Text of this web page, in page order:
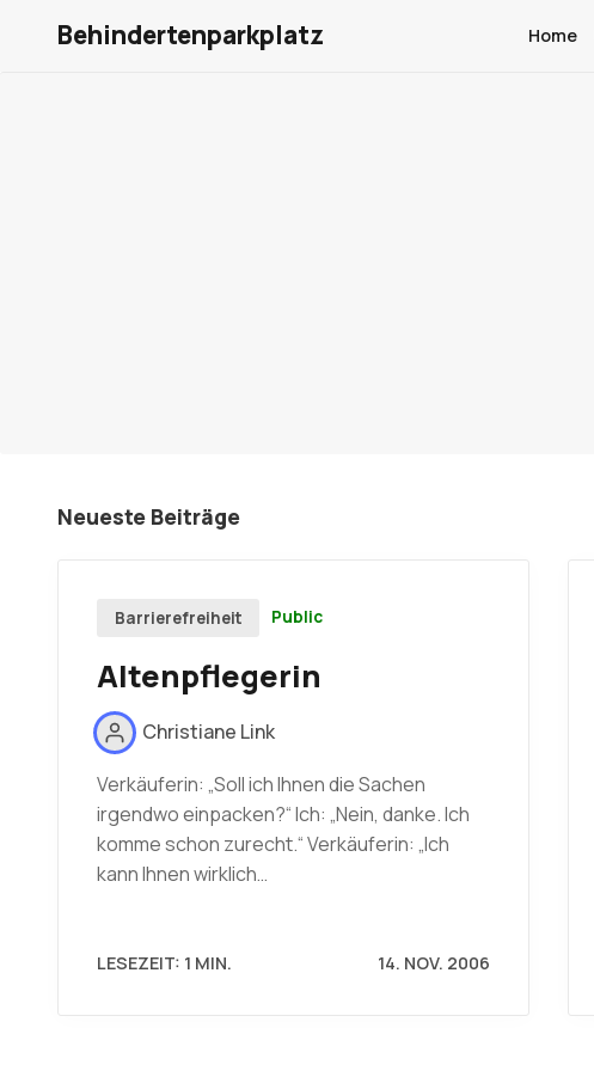
Behindertenparkplatz Home
Neueste Beiträge
Barrierefreiheit Public
Altenpflegerin
Christiane Link
Verkäuferin: „Soll ich Ihnen die Sachen
irgendwo einpacken?“ Ich: „Nein, danke. Ich
komme schon zurecht.“ Verkäuferin: „Ich
kann Ihnen wirklich…
LESEZEIT: 1 MIN. 14. NOV. 2006